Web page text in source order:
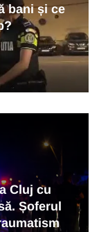
bani și ce
Cluj cu
Șoferul